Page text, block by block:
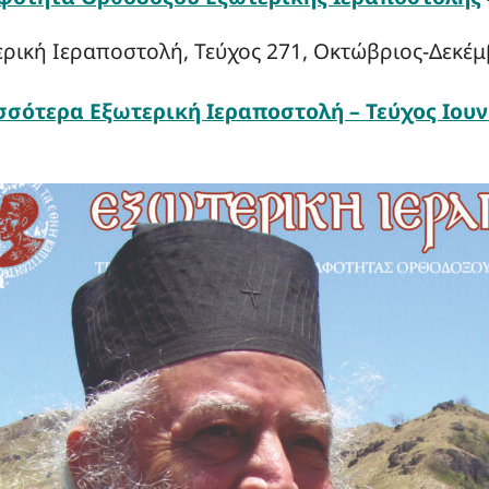
Ιεραποστολή, Τεύχος 271, Οκτώβριος-
Εξωτερική Ιεραποστολή – Τεύχος